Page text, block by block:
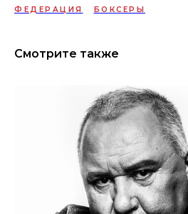
ФЕДЕРАЦИЯ БОКСЕРЫ
Смотрите также